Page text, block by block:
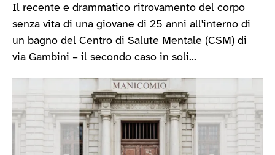
Il recente e drammatico ritrovamento del corpo
senza vita di una giovane di 25 anni all'interno di
un bagno del Centro di Salute Mentale (CSM) di
via Gambini – il secondo caso in soli...